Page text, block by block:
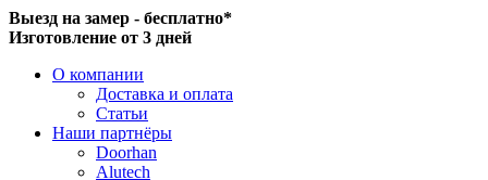
Выезд на замер - бесплатно*
Изготовление от 3 дней
О компании
Доставка и оплата
Статьи
Наши партнёры
Doorhan
Alutech